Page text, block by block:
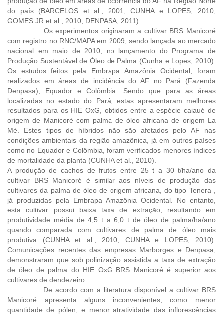
do país (BARCELOS et al., 2001; CUNHA e LOPES, 2010;
GOMES JR et al., 2010; DENPASA, 2011).
Os experimentos originaram a cultivar BRS Manicoré
com registro no RNC/MAPA em 2009, sendo lançada ao mercado
nacional em maio de 2010, no lançamento do Programa de
Produção Sustentável de Óleo de Palma (Cunha e Lopes, 2010).
Os estudos feitos pela Embrapa Amazônia Ocidental, foram
realizados em áreas de incidência do AF no Pará (Fazenda
Denpasa), Equador e Colômbia. Sendo que para as áreas
localizadas no estado do Pará, estas apresentaram melhores
resultados para os HIE OxG, obtidos entre a espécie caiaué de
origem de Manicoré com palma de óleo africana de origem La
Mé. Estes tipos de híbridos não são afetados pelo AF nas
condições ambientais da região amazônica, já em outros países
como no Equador e Colômbia, foram verificados menores índices
de mortalidade da planta (CUNHA et al., 2010).
A produção de cachos de frutos entre 25 t a 30 t/ha/ano da
cultivar BRS Manicoré é similar aos níveis de produção das
cultivares da palma de óleo de origem africana, do tipo Tenera ,
já produzidas pela Embrapa Amazônia Ocidental. No entanto,
esta cultivar possui baixa taxa de extração, resultando em
produtividade média de 4,5 t a 6,0 t de óleo de palma/ha/ano
quando comparada com cultivares de palma de óleo mais
produtiva (CUNHA et al., 2010; CUNHA e LOPES, 2010).
Comunicações recentes das empresas Marborges e Denpasa,
demonstraram que sob polinização assistida a taxa de extração
de óleo de palma do HIE OxG BRS Manicoré é superior aos
cultivares de dendezeiro.
De acordo com a literatura disponível a cultivar BRS
Manicoré apresenta alguns inconvenientes, como menor
quantidade de pólen, e menor atratividade das inflorescências